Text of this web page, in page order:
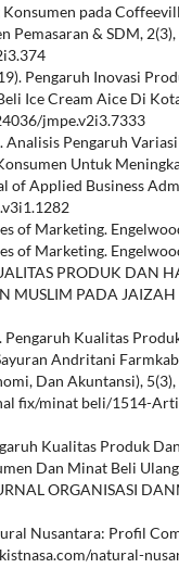
pada
Pemasaran & SDM,
Pengaruh Inovasi
Ice Cream Aice Di
jmpe.v2i3.7333
Analisis Pengaruh
Untuk
of Applied Business
of Marketing.
of Marketing.
PRODUK DAN
MUSLIM PADA JAIZAH
Kualitas
Andritani
Dan Akuntansi),
fix/minat beli/1514-
Kualitas Produk
Dan Minat Beli
ORGANISASI
Nusantara: Profil
natural-